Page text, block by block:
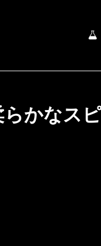
かなス